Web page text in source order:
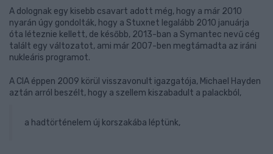
A dolognak egy kisebb csavart adott még, hogy a már 2010
nyarán úgy gondolták, hogy a Stuxnet legalább 2010 januárja
óta léteznie kellett, de később, 2013-ban a Symantec nevű cég
talált egy változatot, ami már 2007-ben megtámadta az iráni
nukleáris programot.
A CIA éppen 2009 körül visszavonult igazgatója, Michael Hayden
aztán arról beszélt, hogy a szellem kiszabadult a palackból,
a hadtörténelem új korszakába léptünk,